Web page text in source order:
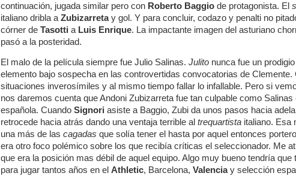
continuación, jugada similar pero con Roberto Baggio de protagonista. El
italiano dribla a Zubizarretay gol. Y para concluir, codazo y penalti no
córner de Tasotti a Luis Enrique. La impactante imagen del asturiano
pasó a la posteridad.
El malo de la película siempre fue Julio Salinas. Julito nunca fue un
elemento bajo sospecha en las controvertidas convocatorias de Clemente.
situaciones inverosímiles y al mismo tiempo fallar lo infallable. Pero si
nos daremos cuenta que Andoni Zubizarreta fue tan culpable como Salinas
española. Cuando Signori asiste a Baggio, Zubi da unos pasos hacia
retrocede hacia atrás dando una ventaja terrible al trequartista italiano. Esa
una más de las cagadas que solía tener el hasta por aquel entonces
era otro foco polémico sobre los que recibía críticas el seleccionador. Me
que era la posición mas débil de aquel equipo. Algo muy bueno tendría que
para jugar tantos años en el Athletic, Barcelona, Valenciay selección